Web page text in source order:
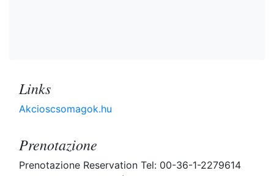
Links
Akcioscsomagok.hu
Prenotazione
Prenotazione Reservation Tel: 00-36-1-2279614